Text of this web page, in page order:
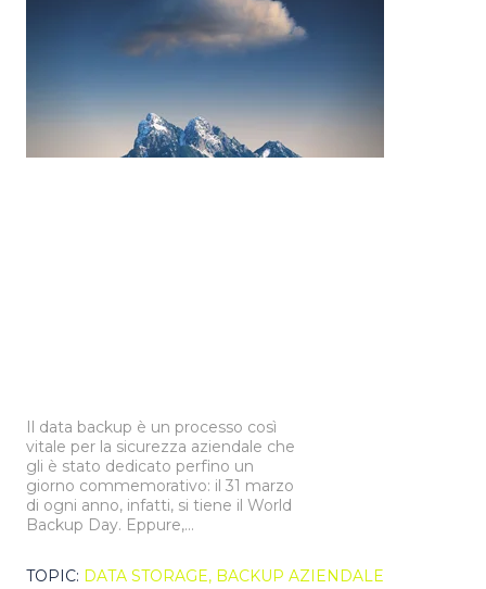
Il data backup è un processo così
vitale per la sicurezza aziendale che
gli è stato dedicato perfino un
giorno commemorativo: il 31 marzo
di ogni anno, infatti, si tiene il World
Backup Day. Eppure,...
TOPIC: DATA STORAGE, BACKUP AZIENDALE